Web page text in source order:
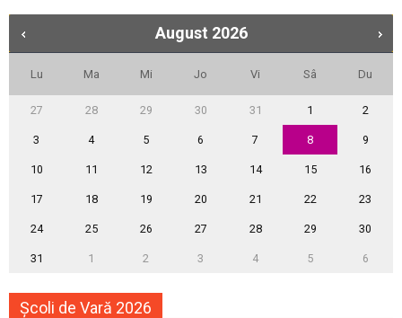
August 2026
Lu Ma Mi Jo Vi Sâ Du
27 28 29 30 31 1 2
3 4 5 6 7 8 9
10 11 12 13 14 15 16
17 18 19 20 21 22 23
24 25 26 27 28 29 30
31 1 2 3 4 5 6
Școli de Vară 2026